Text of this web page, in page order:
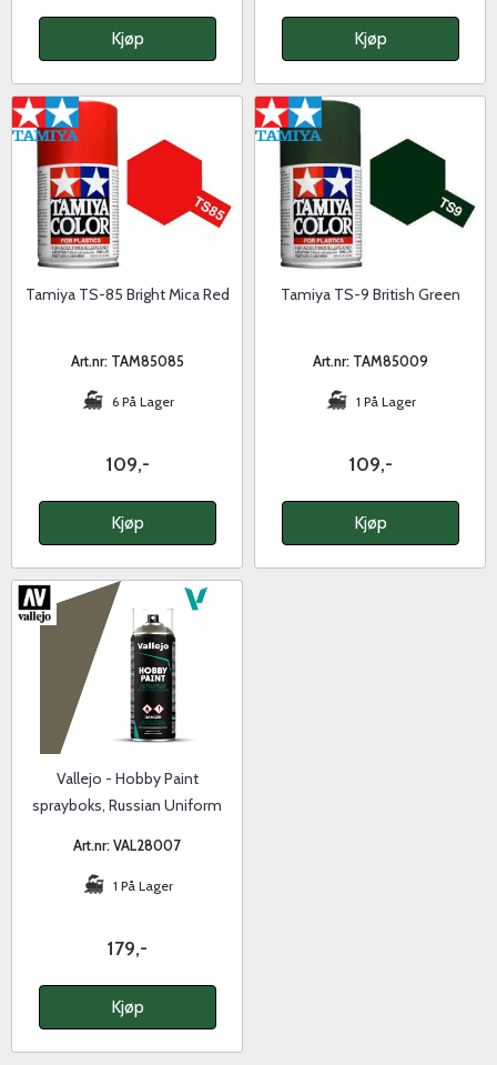
Kjøp Kjøp
Tamiya TS-85 Bright Mica Red
Art.nr: TAM85085
6 På Lager
109,-
Kjøp
Tamiya TS-9 British Green
Art.nr: TAM85009
1 På Lager
109,-
Kjøp
Vallejo - Hobby Paint
sprayboks, Russian Uniform
Art.nr: VAL28007
1 På Lager
179,-
Kjøp